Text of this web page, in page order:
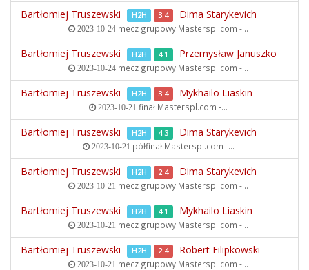
Bartłomiej Truszewski H2H 3:4 Dima Starykevich
2023-10-24 mecz grupowy Masterspl.com -...
Bartłomiej Truszewski H2H 4:1 Przemysław Januszko
2023-10-24 mecz grupowy Masterspl.com -...
Bartłomiej Truszewski H2H 3:4 Mykhailo Liaskin
2023-10-21 finał Masterspl.com -...
Bartłomiej Truszewski H2H 4:3 Dima Starykevich
2023-10-21 półfinał Masterspl.com -...
Bartłomiej Truszewski H2H 2:4 Dima Starykevich
2023-10-21 mecz grupowy Masterspl.com -...
Bartłomiej Truszewski H2H 4:1 Mykhailo Liaskin
2023-10-21 mecz grupowy Masterspl.com -...
Bartłomiej Truszewski H2H 2:4 Robert Filipkowski
2023-10-21 mecz grupowy Masterspl.com -...